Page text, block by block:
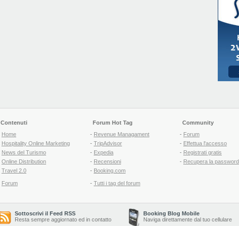
Contenuti
Home
Hospitality Online Marketing
News del Turismo
Online Distribution
Travel 2.0
Forum
Forum Hot Tag
- Revenue Managament
- TripAdvisor
- Expedia
- Recensioni
- Booking.com
- Tutti i tag del forum
Community
- Forum
- Effettua l'accesso
- Registrati gratis
- Recupera la password
Sottoscrivi il Feed RSS
Resta sempre aggiornato ed in contatto
Booking Blog Mobile
Naviga direttamente dal tuo cellulare